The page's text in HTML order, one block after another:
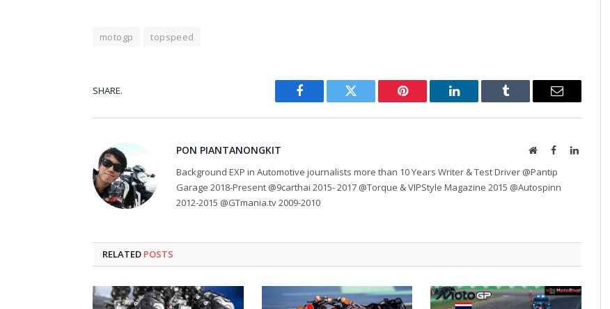
motogp topspeed
SHARE.
Facebook Twitter Pinterest LinkedIn Tumblr Email
PON PIANTANONGKIT WebsiteFacebookLinkedIn
Background EXP in Automotive journalists more than 10 Years Writer & Test Driver @Pantip
Garage 2018-Present @9carthai 2015- 2017 @Torque & VIPStyle Magazine 2015 @Autospinn
2012-2015 @GTmania.tv 2009-2010
RELATED POSTS